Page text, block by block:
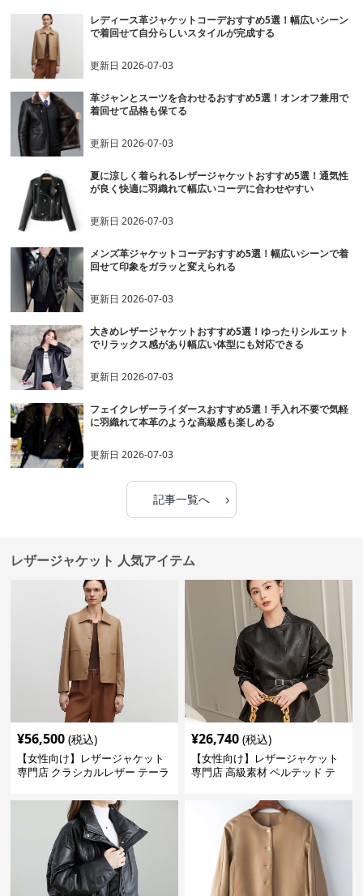
レディース革ジャケットコーデおすすめ5選！幅広いシーン
で着回せて自分らしいスタイルが完成する
更新日2026-07-03
革ジャンとスーツを合わせるおすすめ5選！オンオフ兼用で
着回せて品格も保てる
更新日2026-07-03
夏に涼しく着られるレザージャケットおすすめ5選！通気性
が良く快適に羽織れて幅広いコーデに合わせやすい
更新日2026-07-03
メンズ革ジャケットコーデおすすめ5選！幅広いシーンで着
回せて印象をガラッと変えられる
更新日2026-07-03
大きめレザージャケットおすすめ5選！ゆったりシルエット
でリラックス感があり幅広い体型にも対応できる
更新日2026-07-03
フェイクレザーライダースおすすめ5選！手入れ不要で気軽
に羽織れて本革のような高級感も楽しめる
更新日2026-07-03
記事一覧へ ›
レザージャケット 人気アイテム
¥56,500 (税込)
【女性向け】レザージャケット
専門店 クラシカルレザー テーラ
¥26,740 (税込)
【女性向け】レザージャケット
専門店 高級素材 ベルテッド テ